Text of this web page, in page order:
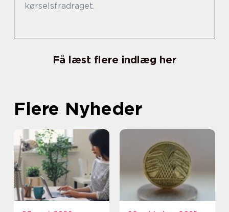
kørselsfradraget.
Få læst flere indlæg her
Flere Nyheder